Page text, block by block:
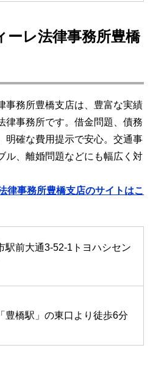
ーレ法律事務所豊橋
事務所豊橋支店は、豊富な実績
律事務所です。借金問題、債務
明確な費用提示で安心。交通事
ル、離婚問題などにも幅広く対
律事務所豊橋支店のサイトはこ
駅前大通3-52-1トヨハシセン
豊橋駅」の東口より徒歩6分